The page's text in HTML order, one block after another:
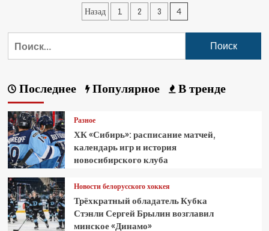
Назад 1 2 3 4
Последнее Популярное В тренде
Разное
ХК «Сибирь»: расписание матчей,
календарь игр и история
новосибирского клуба
Новости белорусского хоккея
Трёхкратный обладатель Кубка
Стэнли Сергей Брылин возглавил
минское «Динамо»